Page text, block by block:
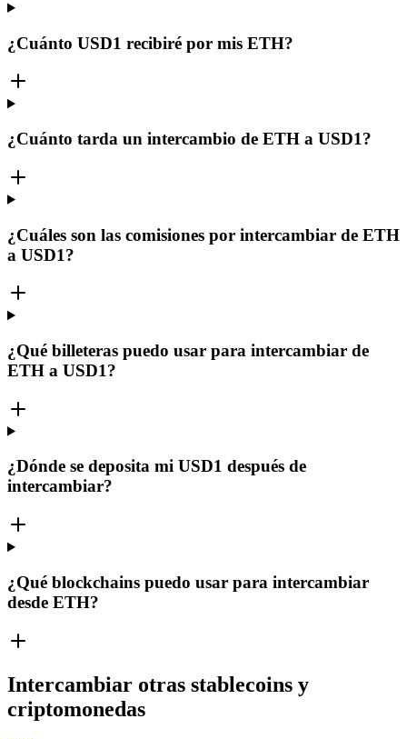
¿Cuánto USD1 recibiré por mis ETH?
¿Cuánto tarda un intercambio de ETH a USD1?
¿Cuáles son las comisiones por intercambiar de ETH
a USD1?
¿Qué billeteras puedo usar para intercambiar de
ETH a USD1?
¿Dónde se deposita mi USD1 después de
intercambiar?
¿Qué blockchains puedo usar para intercambiar
desde ETH?
Intercambiar otras stablecoins y
criptomonedas